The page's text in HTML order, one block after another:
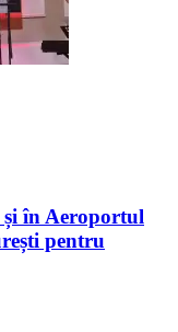
în Aeroportul
pentru